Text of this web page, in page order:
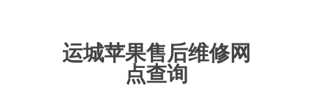
运城苹果售后维修网
点查询